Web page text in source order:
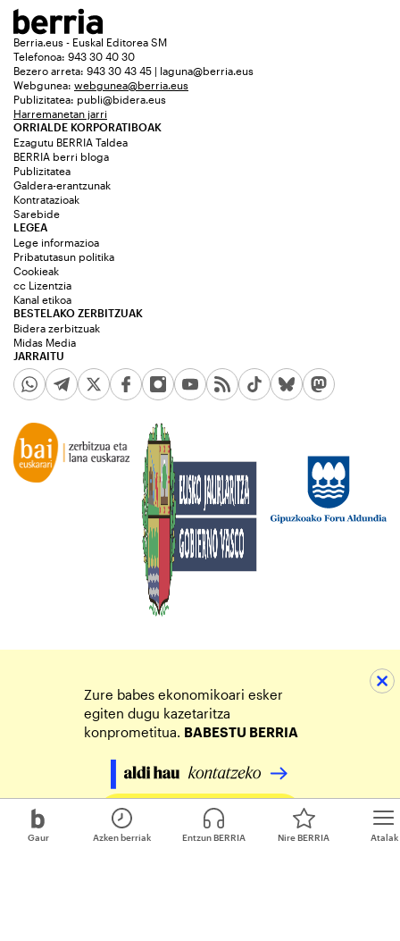
Gaur Atalak
Azken berriak Entzun BERRIA Nire BERRIA
Berria.eus - Euskal Editorea SM
Telefonoa: 943 30 40 30
Bezero arreta: 943 30 43 45 | laguna@berria.eus
Webgunea: webgunea@berria.eus
Publizitatea: publi@bidera.eus
Harremanetan jarri
ORRIALDE KORPORATIBOAK
Ezagutu BERRIA Taldea
BERRIA berri bloga
Publizitatea
Galdera-erantzunak
Kontratazioak
Sarebide
JARRAITU
LEGEA
Lege informazioa
Pribatutasun politika
Cookieak
cc Lizentzia
Kanal etikoa
BESTELAKO ZERBITZUAK
Bidera zerbitzuak
Midas Media
Zure babes ekonomikoari esker
egiten dugu kazetaritza
konprometitua. BABESTU BERRIA
Egin zure ekarpena